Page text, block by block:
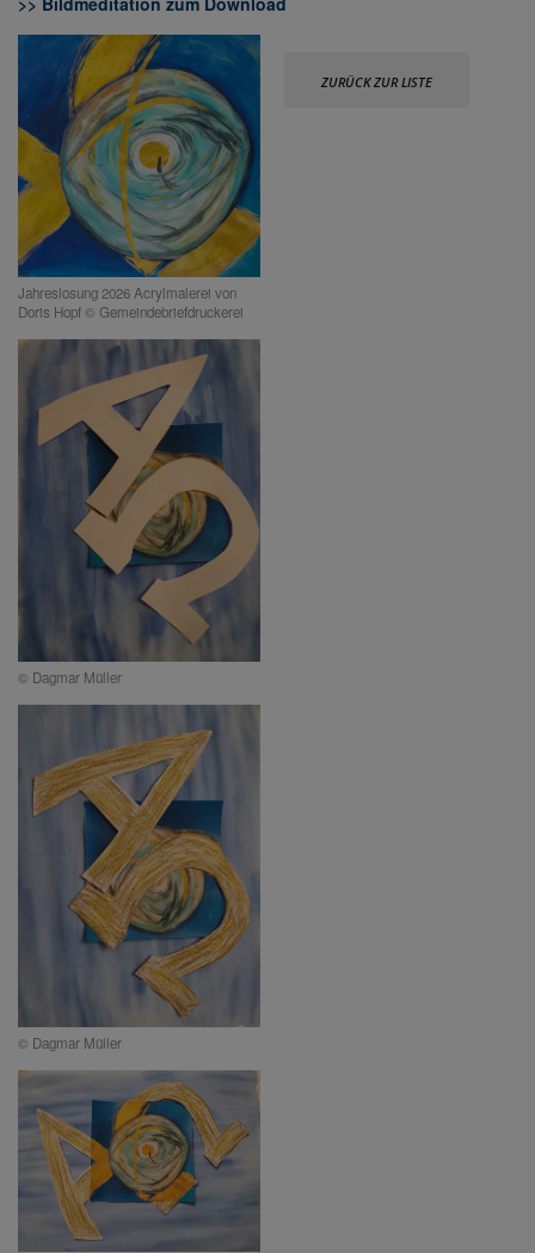
Jahreslosung 2026 Acrylmalerei von
Doris Hopf © Gemeindebriefdruckerei
© Dagmar Müller
© Dagmar Müller
ZURÜCK ZUR LISTE